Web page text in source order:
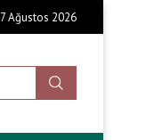
7 Ağustos 2026